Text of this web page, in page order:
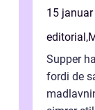
15
editorial ,
Supper
fordi de